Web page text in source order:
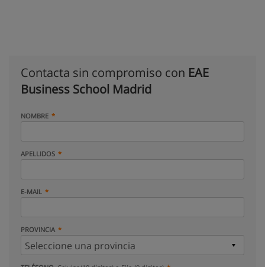
Contacta sin compromiso con EAE
Business School Madrid
NOMBRE
APELLIDOS
E-MAIL
PROVINCIA